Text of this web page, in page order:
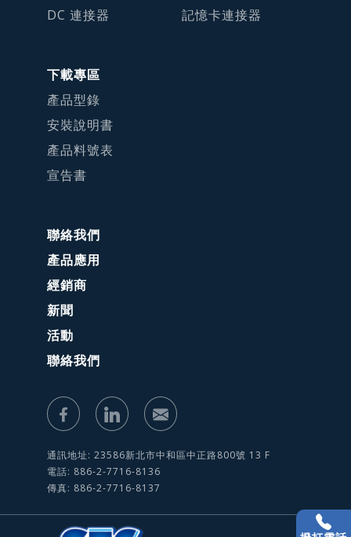
DC 連接器
記憶卡連接器
下載專區
產品型錄
安裝說明書
產品料號表
宣告書
聯絡我們
產品應用
經銷商
新聞
活動
聯絡我們
通訊地址: 23586新北市中和區中正路800號 13 F
電話: 886-2-7716-8136
傳真: 886-2-7716-8137